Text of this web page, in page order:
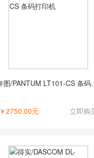
奔图/
￥2750.00元 立即购